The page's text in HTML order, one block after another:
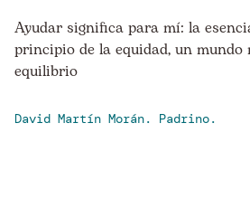
Ayudar significa para mí: la
principio de la equidad, un mundo
equilibrio
David Martín Morán. Padrino.